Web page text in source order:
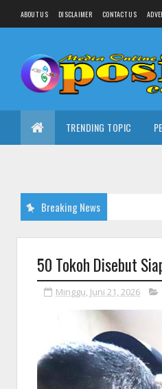
ABOUT US DISCLAIMER CONTACT US
TRENDING TOPIC
Breaking News
50 Tokoh Disebut
Minggu, Juni 21, 2026